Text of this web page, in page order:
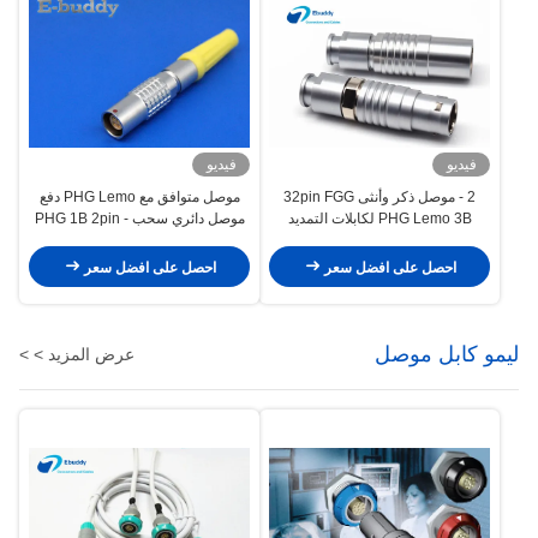
فيديو
2 - موصل ذكر وأنثى 32pin FGG
PHG Lemo 3B لكابلات التمديد
احصل على افضل سعر
فيديو
موصل متوافق مع PHG Lemo دفع
موصل دائري سحب PHG 1B 2pin -
احصل على افضل سعر
ليمو كابل موصل عرض المزيد > >